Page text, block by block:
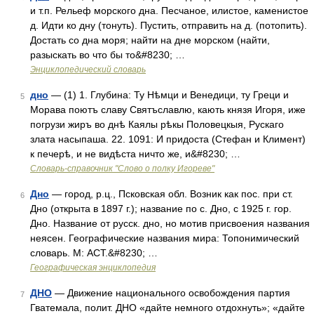
и т.п. Рельеф морского дна. Песчаное, илистое, каменистое
д. Идти ко дну (тонуть). Пустить, отправить на д. (потопить).
Достать со дна моря; найти на дне морском (найти,
разыскать во что бы то&#8230; …
Энциклопедический словарь
5 дно — (1) 1. Глубина: Ту Нѣмци и Венедици, ту Греци и
Морава поютъ славу Святъславлю, кають князя Игоря, иже
погрузи жиръ во днѣ Каялы рѣкы Половецкыя, Рускаго
злата насыпаша. 22. 1091: И придоста (Стефан и Климент)
к печерѣ, и не видѣста ничто же, и&#8230; …
Словарь-справочник "Слово о полку Игореве"
6 Дно — город, р.ц., Псковская обл. Возник как пос. при ст.
Дно (открыта в 1897 г.); название по с. Дно, с 1925 г. гор.
Дно. Название от русск. дно, но мотив присвоения названия
неясен. Географические названия мира: Топонимический
словарь. М: АСТ.&#8230; …
Географическая энциклопедия
7 ДНО — Движение национального освобождения партия
Гватемала, полит. ДНО «дайте немного отдохнуть»; «дайте